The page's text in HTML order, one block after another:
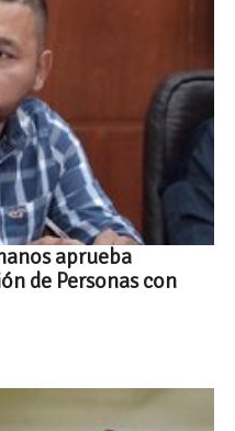
aprueba
de Personas con